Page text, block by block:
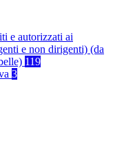
e autorizzati ai
e non dirigenti) (da
119
3